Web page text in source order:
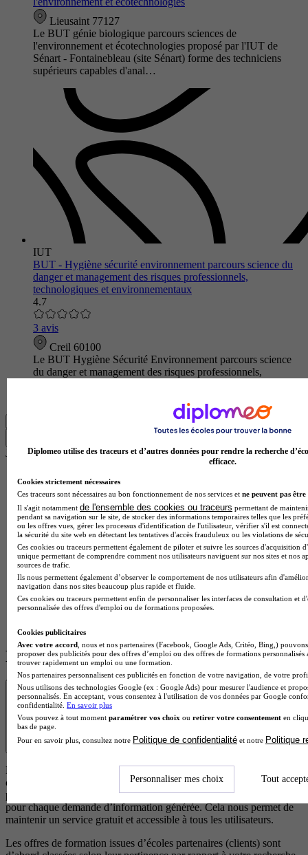
Lieusaint 77127
Le BUT génie biologique parcours sciences de
l'environnement et écotechnologies proposé par l'IUT de
Sénart - Fontainebleau (site Sénart) forme des techniciens
supérieurs capables d'anal…
IUT
BUT - Hygiène sécurité environnement parcours science du
danger et management des risques professionnels,
technologiques et environnementaux
4.7
3 avis
Creil 60100
Le BUT Hygiène Sécurité Environnement parcours science
du danger et management des risques professionnels,
Je trouve mon école en 1 minute !
Réponds à quelques questions pour découvrir les formations
qui te correspondent.
Les champs marqués d’un* sont obligatoires
Quel est ton statut ?
À quel niveau seras-tu pour cette formation ?
En quelle classe es-tu ?
Les écoles à la une
Transparence
Les résultats affichés sont des offres de formation ou des écoles
correspondant à votre projet. Certaines de ces formations
proviennent d’écoles partenaires qui rémunèrent notre plateforme
pour chaque demande d’information générée. Cela nous permet de
maintenir un service gratuit et accessible à tous les utilisateurs.
Les offres de formation issues d’écoles partenaires (clients) sont
Diplomeo utilise des traceurs et d’autres données pour rendre la recherche
efficace.
Cookies strictement nécessaires
Ces traceurs sont nécessaires au bon fonctionnement de nos services et ne peuvent pas être
Il s'agit notamment de l'ensemble des cookies ou traceurs permettant de
pendant sa navigation sur le site, de stocker des informations temporaires telles que les
ou les offres vues, gérer les processus d'identification de l'utilisateur, vérifier s'il est
la sécurité du site web en détectant les tentatives d'accès frauduleux ou les violations de
Ces cookies ou traceurs permettent également de piloter et suivre les sources d'acquisition
unique permettant de comprendre comment nos utilisateurs naviguent sur nos sites et nos
sources de trafic.
Ils nous permettent également d’observer le comportement de nos utilisateurs afin
navigation dans nos sites beaucoup plus rapide et fluide.
Ces cookies ou traceurs permettent enfin de personnaliser les interfaces de consultation et
personnalisée des offres d'emploi ou de formations proposées.
Cookies publicitaires
Avec votre accord , nous et nos partenaires (Facebook, Google Ads, Critéo, Bing,)
proposer des publicités pour des offres d’emploi ou des offres de formations
trouver rapidement un emploi ou une formation.
Nos partenaires personnalisent ces publicités en fonction de votre navigation, de votre
Nous utilisons des technologies Google (ex : Google Ads) pour mesurer l'audience et
personnalisés. En acceptant, vous consentez à l'utilisation de vos données par Google
confidentialité. En savoir plus
Vous pouvez à tout moment paramétrer vos choix ou retirer votre consentement en
bas de page.
Pour en savoir plus, consultez notre Politique de confidentialité et notre Politique
Personnaliser mes choix Tout